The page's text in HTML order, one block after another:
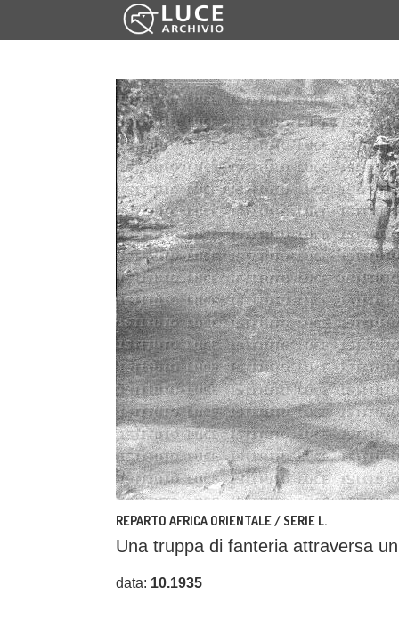
REPARTO AFRICA ORIENTALE / SERIE L.
Una truppa di fanteria attraversa
data: 10.1935